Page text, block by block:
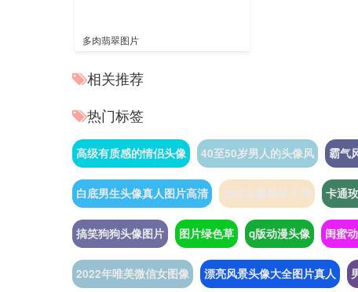
多肉翡翠图片
相关推荐
热门标签
高级有质感的情侣头像 40至50岁男人的头像风 霸气
白底男生头像真人图片高清 女生头像简单干净 卡通
搞笑狗狗头像图片 图片绿色草 q版动漫头像 闺蜜
2022年唯美微信女图像 漂亮风景头像大全图片真人